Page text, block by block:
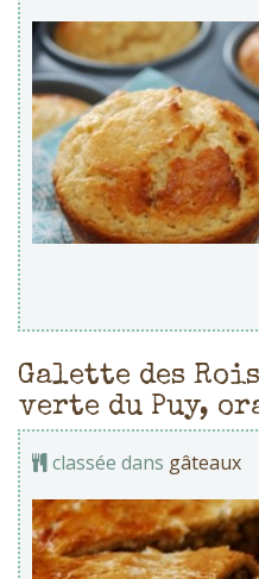
Galette des
verte du Puy,
classée dans gâteaux